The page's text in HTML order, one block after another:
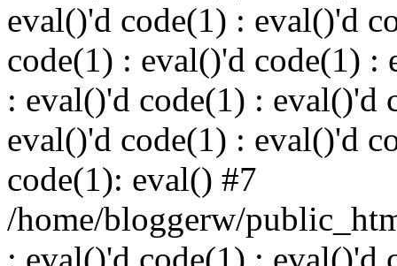
eval()'d code(1) : eval()'d
code(1) : eval()'d code(1) :
: eval()'d code(1) : eval()'d
eval()'d code(1) : eval()'d
code(1): eval() #7
/home/bloggerw/